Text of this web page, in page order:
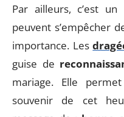
Par ailleurs, c’est
peuvent s’empêcher
importance. Les
guise de
mariage. Elle
souvenir de cet